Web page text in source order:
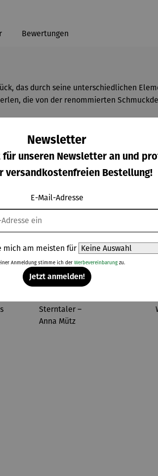
Bewertungen
das durch seine unterschiedlichen
die von der renommierten
wird jedes Collier zu einem individuellen
Collier einen modernen Touch.
42-47 cm, wodurch das Collier perfekt
und moderne Optik
Weitere Produkte
Newsletter
unseren Newsletter an und
versandkostenfreien Bestellung!
E-Mail-Adresse
mich am meisten für
Anmeldung stimme ich der Werbevereinbarungzu.
Jetzt anmelden!